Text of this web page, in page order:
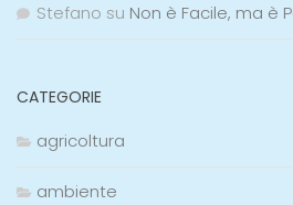
Stefano su Non è Facile, ma è
CATEGORIE
agricoltura
ambiente